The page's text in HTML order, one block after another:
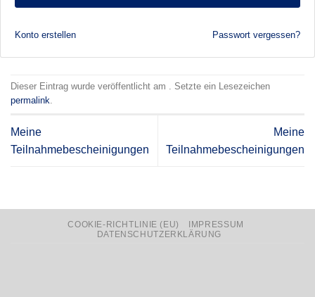
Konto erstellen Passwort vergessen?
Dieser Eintrag wurde veröffentlicht am . Setzte ein Lesezeichen
permalink.
Meine
Teilnahmebescheinigungen
Meine
Teilnahmebescheinigungen
COOKIE-RICHTLINIE (EU)
IMPRESSUM
DATENSCHUTZERKLÄRUNG